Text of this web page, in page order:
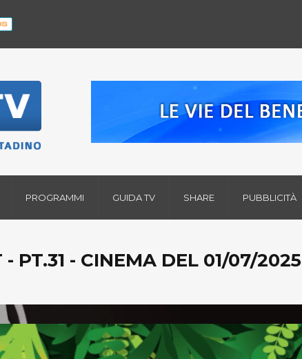
PROGRAMMI GUIDA TV SHARE PUBBLICITÀ
PT.31 - CINEMA DEL 01/07/2025